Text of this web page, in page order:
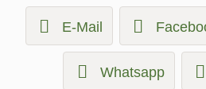
E-Mail
Whatsapp